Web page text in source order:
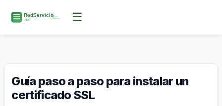
☰
Guía paso a paso para instalar un
certificado SSL